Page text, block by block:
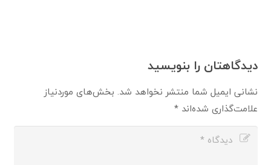
دیدگاهتان را بنویسید
نشانی ایمیل شما منتشر نخواهد شد. بخش‌های موردنیاز
علامت‌گذاری شده‌اند*